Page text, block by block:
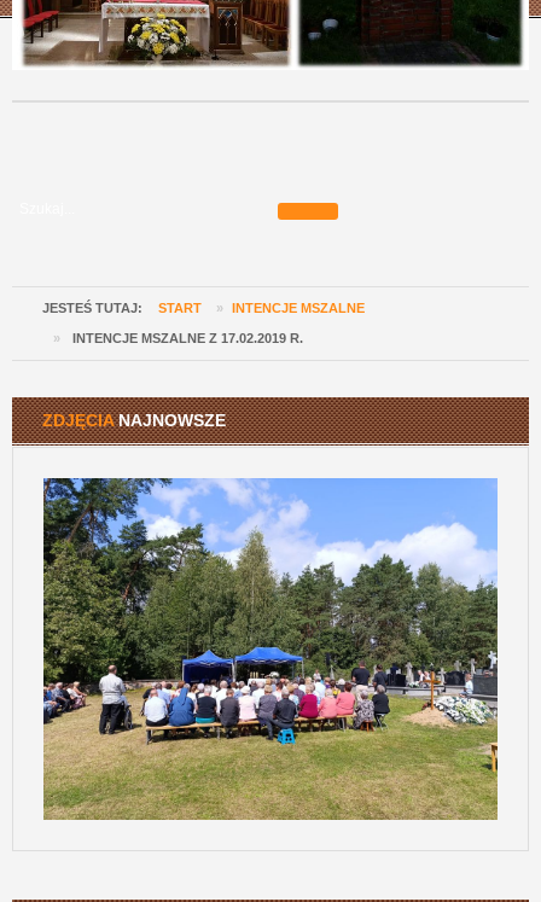
JESTEŚ TUTAJ: START » INTENCJE MSZALNE
» INTENCJE MSZALNE Z 17.02.2019 R.
ZDJĘCIANAJNOWSZE